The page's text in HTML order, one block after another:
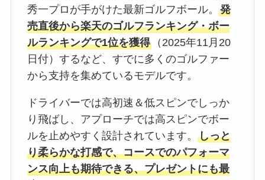
秀一プロが手がけた最新ゴルフボール。 発
売直後から楽天のゴルフランキング・ボー
ルランキングで1位を獲得（2025年11月20
日付）するなど、すでに多くのゴルファー
から支持を集めているモデルです。
ドライバーでは高初速＆低スピンでしっか
り飛ばし、アプローチでは高スピンでボー
ルを止めやすく設計されています。 しっと
り柔らかな打感で、コースでのパフォーマ
ンス向上も期待できる、プレゼントにも最